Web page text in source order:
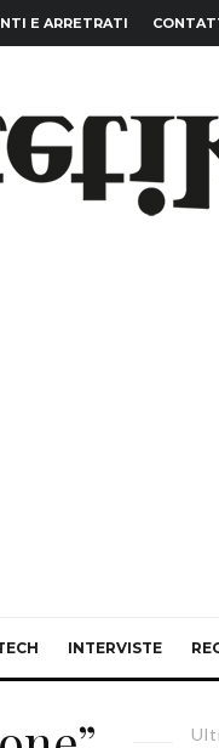
E ARRETRATI
INTERVISTE